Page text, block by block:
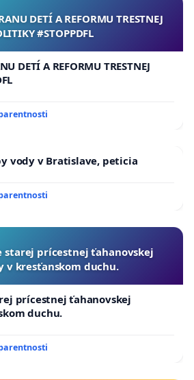
DETÍ A REFORMU TRESTNEJ
#STOPPDFL
DETÍ A REFORMU TRESTNEJ
vody v Bratislave, peticia
starej prícestnej ťahanovskej
v kresťanskom duchu.
prícestnej ťahanovskej
duchu.